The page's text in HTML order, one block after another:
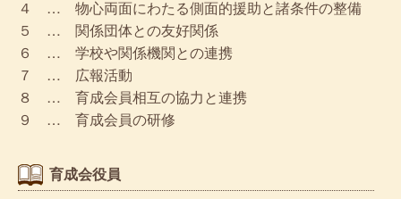
４ … 物心両面にわたる側面的援助と諸条件の整備
５ … 関係団体との友好関係
６ … 学校や関係機関との連携
７ … 広報活動
８ … 育成会員相互の協力と連携
９ … 育成会員の研修
育成会役員